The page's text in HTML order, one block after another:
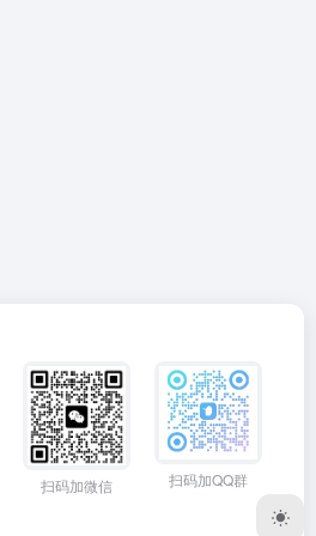
扫码加微信 扫码加QQ群